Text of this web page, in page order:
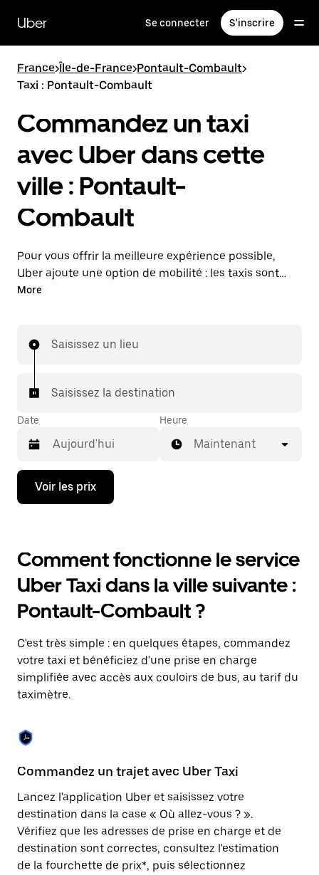
contenu
principal
Uber Se connecter S'inscrire
France>Île-de-France>Pontault-Combault>
Taxi : Pontault-Combault
Commandez un taxi
avec Uber dans cette
ville : Pontault-
Combault
Pour vous offrir la meilleure expérience possible,
Uber ajoute une option de mobilité : les taxis sont
maintenant disponibles dans l'application. Uber Taxi :
More
Saisissez un lieu
Saisissez la destination
Date
Appuyez
la
bas
pour
ouvrir
le
calendrier
et
une
date.
Appuyez
sur
la
pour
fermer
calendrier.
Heure
Maintenant
Voir les prix
Comment fonctionne le service
Uber Taxi dans la ville suivante :
Pontault-Combault ?
C'est très simple : en quelques étapes, commandez
votre taxi et bénéficiez d'une prise en charge
simplifiée avec accès aux couloirs de bus, au tarif du
taximètre.
Commandez un trajet avec Uber Taxi
Lancez l'application Uber et saisissez votre
destination dans la case « Où allez-vous ? ».
Vérifiez que les adresses de prise en charge et de
destination sont correctes, consultez l'estimation
de la fourchette de prix*, puis sélectionnez